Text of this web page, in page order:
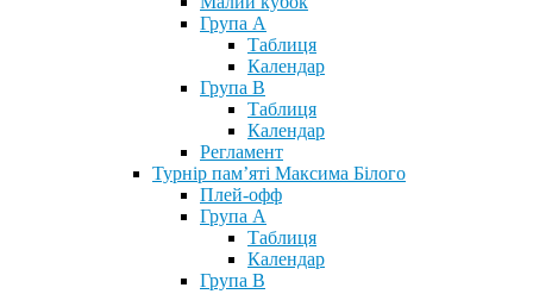
Група А
Таблиця
Календар
Група В
Таблиця
Календар
Регламент
Турнір пам’яті Максима Білого
Плей-офф
Група А
Таблиця
Календар
Група В